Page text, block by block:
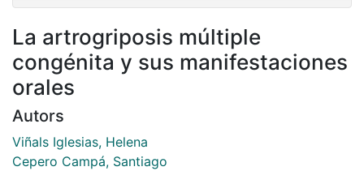
La artrogriposis múltiple
congénita y sus manifestaciones
orales
Autors
Viñals Iglesias, Helena
Cepero Campá, Santiago